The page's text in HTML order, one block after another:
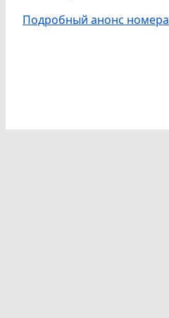
Подробный анонс номера